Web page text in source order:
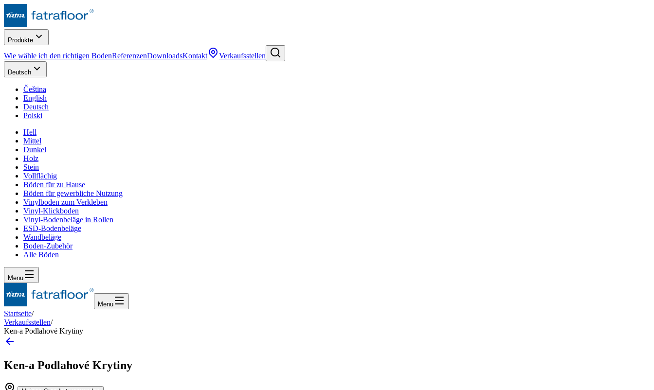
Produkte
Wie wähle ich den richtigen BodenReferenzenDownloadsKontakt Verkaufsstellen
Deutsch
Čeština
English
Deutsch
Polski
Hell
Mittel
Dunkel
Holz
Stein
Vollflächig
Böden für zu Hause
Böden für gewerbliche Nutzung
Vinylboden zum Verkleben
Vinyl-Klickboden
Vinyl-Bodenbeläge in Rollen
ESD-Bodenbeläge
Wandbeläge
Boden-Zubehör
Alle Böden
Menu
Menu
Startseite/
Verkaufsstellen/
Ken-a Podlahové Krytiny
Ken-a Podlahové Krytiny